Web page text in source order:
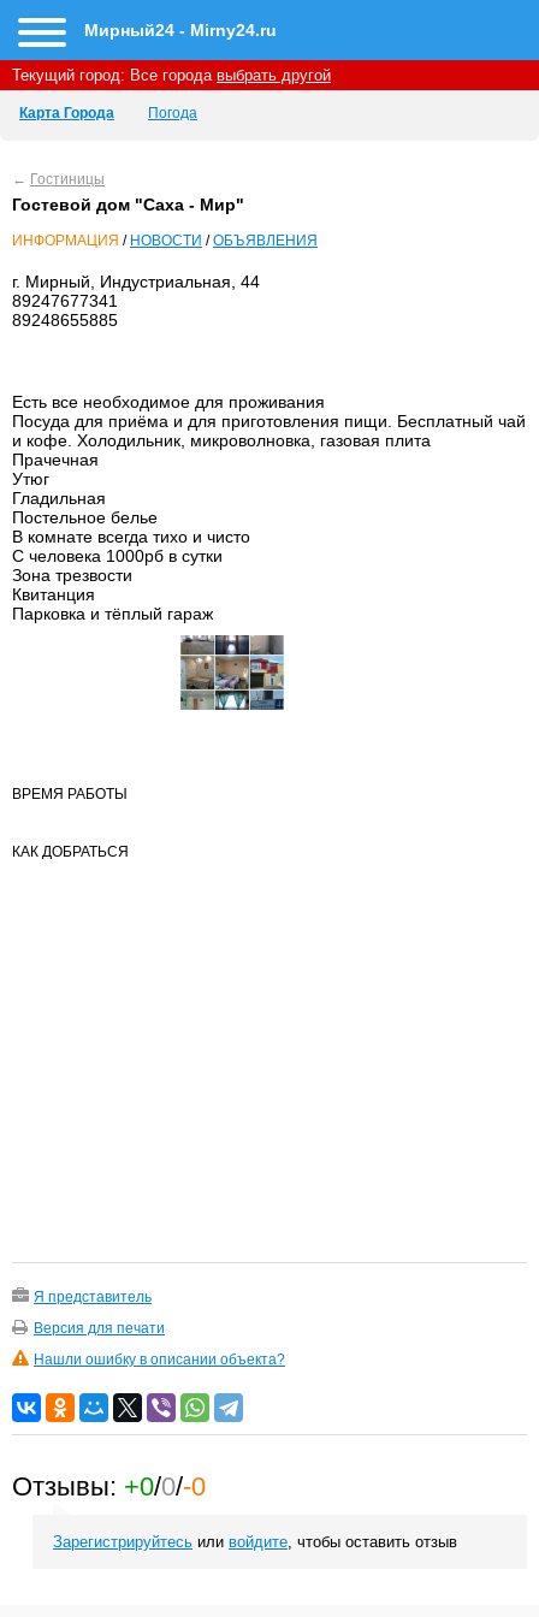
Мирный24 - Mirny24.ru
Текущий город: Все города выбрать другой
Карта Города Погода
← Гостиницы
Гостевой дом "Саха - Мир"
ИНФОРМАЦИЯ / НОВОСТИ /ОБЪЯВЛЕНИЯ
г. Мирный, Индустриальная, 44
89247677341
89248655885
Есть все необходимое для проживания
Посуда для приёма и для приготовления пищи. Бесплатный чай
и кофе. Холодильник, микроволновка, газовая плита
Прачечная
Утюг
Гладильная
Постельное белье
В комнате всегда тихо и чисто
С человека 1000рб в сутки
Зона трезвости
Квитанция
Парковка и тёплый гараж
ВРЕМЯ РАБОТЫ
КАК ДОБРАТЬСЯ
Я представитель
Версия для печати
Нашли ошибку в описании объекта?
Отзывы: +0/0/-0
Зарегистрируйтесь или войдите, чтобы оставить отзыв